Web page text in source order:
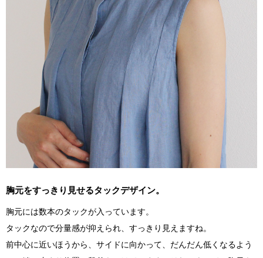
胸元をすっきり見せるタックデザイン。
胸元には数本のタックが入っています。
タックなので分量感が抑えられ、すっきり見えますね。
前中心に近いほうから、サイドに向かって、だんだん低くなるよう